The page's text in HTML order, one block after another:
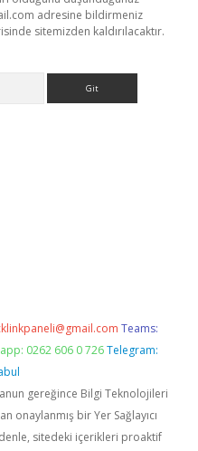
adresine bildirmeniz
sitemizden kaldırılacaktır.
Teams:
0262 606 0 726 Telegram:
gereğince Bilgi Teknolojileri
onaylanmış bir Yer Sağlayıcı
sitedeki içerikleri proaktif